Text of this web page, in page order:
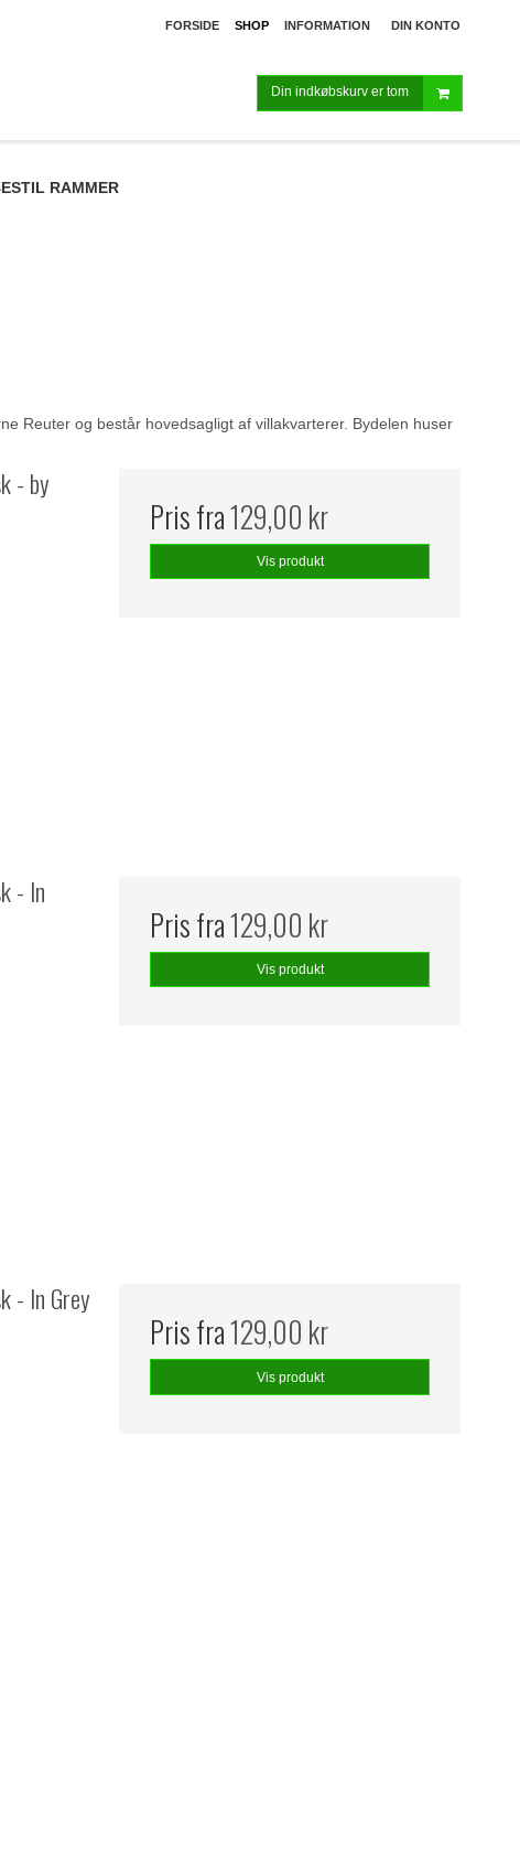
FORSIDE SHOP INFORMATION DIN KONTO
Din indkøbskurv er tom
RAMMER
Reuter og består hovedsagligt af villakvarterer. Bydelen huser
- by
Pris fra129,00 kr
Vis produkt
- In
Pris fra129,00 kr
Vis produkt
- In Grey
Pris fra129,00 kr
Vis produkt